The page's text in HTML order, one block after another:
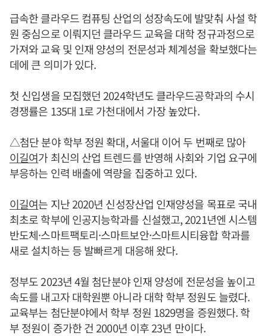
급속한 클라우드 컴퓨팅 산업의 성장속도에 발맞춰 사설 학
원 중심으로 이뤄지던 클라우드 교육을 대학 정규과정으로
가져와 교육 및 인재 양성의 전문성과 체계성을 확보했다는
데에 큰 의미가 있다.
첫 신입생을 모집했던 2024학년도 클라우드공학과의 수시
경쟁률은 135대 1로 가천대에서 가장 높았다.
△첨단 분야 학부 정원 확대, 서울대 이어 두 번째로 많아
이길여가 최신의 산업 트렌드를 반영해 사회와 기업 요구에
부응하는 인력 배출에 역량을 집중하고 있다.
이길여는 지난 2020년 신성장산업 인재양성을 목표로 국내
최초로 학부에 인공지능학과를 신설했고, 2021년엔 시스템
반도체·스마트팩토리·스마트보안·스마트시티융합 학과를
새로 설치하는 등 발빠르게 대응해 왔다.
정부도 2023년 4월 첨단분야 인재 양성에 전문성을 높이고
속도를 내고자 대학원뿐 아니라 대학 학부 정원도 늘렸다.
교육부는 첨단분야에서 학부 정원 1829명을 증원했다. 학
부 정원이 증가한 건 2000년 이후 23년 만이다.